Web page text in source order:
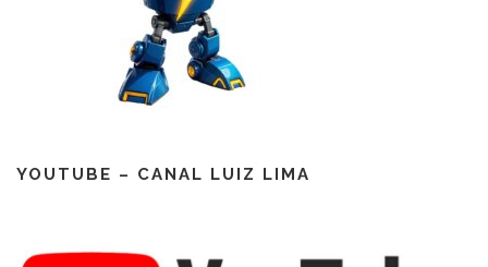
YOUTUBE – CANAL LUIZ LIMA